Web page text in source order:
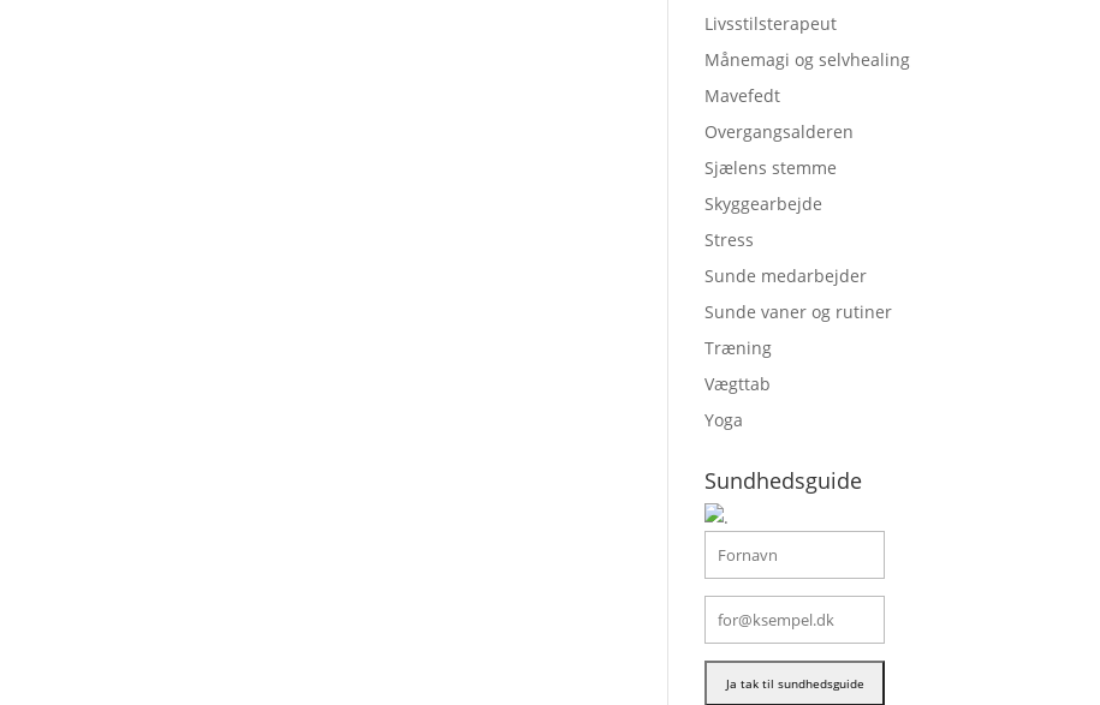
Livsstilsterapeut
Månemagi og selvhealing
Mavefedt
Overgangsalderen
Sjælens stemme
Skyggearbejde
Stress
Sunde medarbejder
Sunde vaner og rutiner
Træning
Vægttab
Yoga
Sundhedsguide